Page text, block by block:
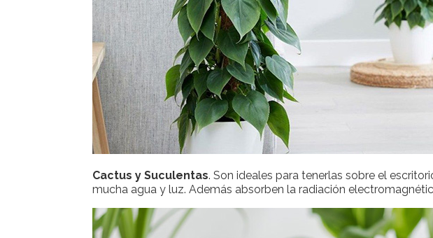
Cactus y Suculentas. Son ideales para tenerlas sobre el
mucha agua y luz. Además absorben la radiación